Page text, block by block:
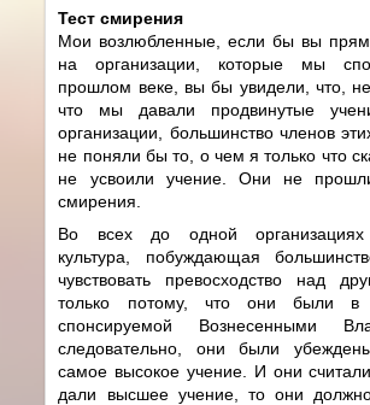
Тест смирения
Мои возлюбленные, если бы вы
на организации, которые мы
прошлом веке, вы бы увидели, что,
что мы давали продвинутые
организации, большинство членов
не поняли бы то, о чем я только что
не усвоили учение. Они не
смирения.
Во всех до одной организациях
культура, побуждающая
чувствовать превосходство над
только потому, что они были в
спонсируемой Вознесенными
следовательно, они были
самое высокое учение. И они
дали высшее учение, то они